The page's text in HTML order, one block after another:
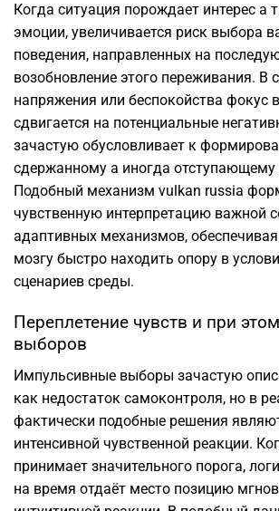
Когда ситуация порождает интерес а
эмоции, увеличивается риск выбора
поведения, направленных на
возобновление этого переживания. В
напряжения или беспокойства фокус
сдвигается на потенциальные
зачастую обусловливает к
сдержанному а иногда отступающему
Подобный механизм vulkan russia
чувственную интерпретацию важной
адаптивных механизмов,
мозгу быстро находить опору в
сценариев среды.
Переплетение чувств и при
выборов
Импульсивные выборы зачастую
как недостаток самоконтроля, но в
фактически подобные решения
интенсивной чувственной реакции.
принимает значительного порога,
на время отдаёт место позицию